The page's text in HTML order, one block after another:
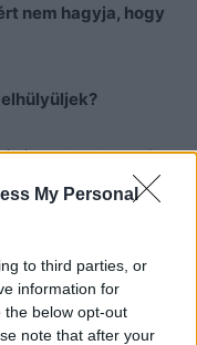
My Personal
to third parties, or
information for
the below opt-out
note that after your
nem hagyja, hogy
majd elismerően
ötszáz szót,
is adnia kell nekem
minden szó